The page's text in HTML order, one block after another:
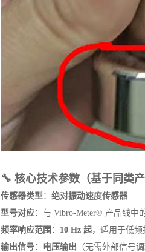
🔧 核心技术参数（基于同类产
传感器类型‌：‌ 绝对振动速度传感器
型号对应：与 Vibro-Meter® 产品线中
频率响应范围 ‌：‌ 10 Hz 起，适用于低频
输出信号‌：‌ 电压输出 （无需外部信号调